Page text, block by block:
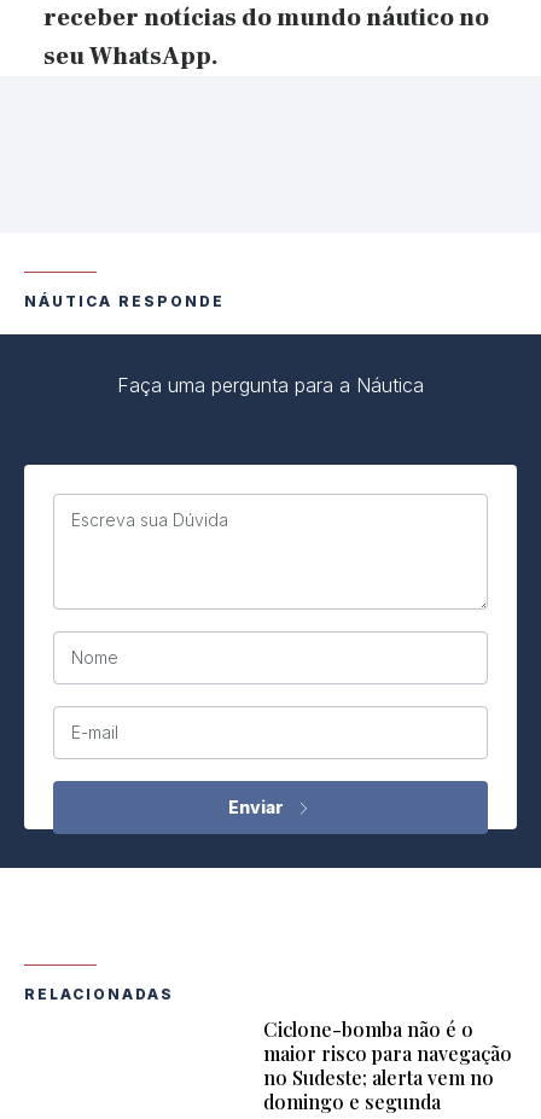
receber notícias do mundo náutico no
seu WhatsApp.
NÁUTICA RESPONDE
Faça uma pergunta para a Náutica
Escreva sua Dúvida
Nome
E-mail
RELACIONADAS
Ciclone-bomba não é o
maior risco para navegação
no Sudeste; alerta vem no
domingo e segunda